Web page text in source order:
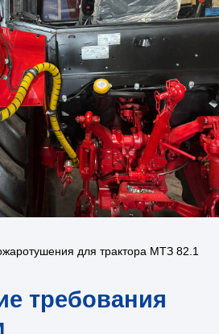
для трактора МТЗ 82.1